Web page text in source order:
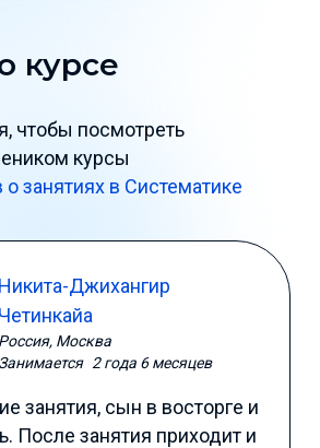
курсе
чтобы посмотреть
курсы
занятиях в Систематике
Никита-Джихангир
Четинкайа
Россия, Москва
Занимается 2 года 6 месяцев
занятия, сын в восторге и
После занятия приходит и